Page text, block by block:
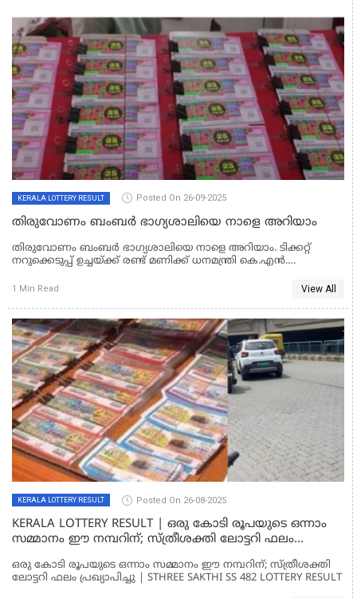
KERALA LOTTERY RESULT Posted On 26-09-2025
തിരുവോണം ബംബര്‍ ഭാഗ്യശാലിയെ നാളെ അറിയാം
തിരുവോണം ബംബര്‍ ഭാഗ്യശാലിയെ നാളെ അറിയാം. ടിക്കറ്റ്
നറുക്കെടുപ്പ് ഉച്ചയ്ക്ക് രണ്ട് മണിക്ക് ധനമന്ത്രി കെ.എന്‍.
അടിസ്ഥാനത്തില്‍ ടിക്കറ്റ് വില്‍പ്പനയില്‍ പാലക്കാടാണ് മുന്നില്‍.
ഭാഗ്യശാലിയെ കാത്തിരിക്കുന്നത്.
1 Min Read View All
KERALA LOTTERY RESULT Posted On 26-08-2025
KERALA LOTTERY RESULT | ഒരു കോടി രൂപയുടെ ഒന്നാം
സമ്മാനം ഈ നമ്പറിന്; സ്ത്രീശക്തി ലോട്ടറി ഫലം
ഒരു കോടി രൂപയുടെ ഒന്നാം സമ്മാനം ഈ നമ്പറിന്; സ്ത്രീശക്തി
ലോട്ടറി ഫലം പ്രഖ്യാപിച്ചു | STHREE SAKTHI SS 482 LOTTERY RESULT